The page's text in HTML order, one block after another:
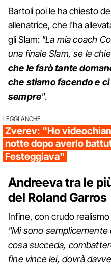
Bartoli poi le ha chiesto
allenatrice, che l'ha
gli Slam: "La mia coach
una finale Slam, se le
che le farò tante
che stiamo facendo e
sempre".
LEGGI ANCHE
Zverev: "Ho
notte dopo averlo
Festeggiava"
Andreeva tra le
del Roland Garros
Infine, con crudo
"Mi sono
cosa succeda,
fine vince lei, dovrà